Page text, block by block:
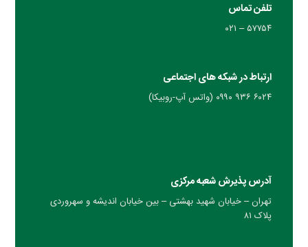
تلفن تماس
۵۷۷۵۴ – ۰۲۱
ارتباط در شبکه های اجتماعی
۶۰۲۴ ۹۳۶ ۰۹۹۰ (واتس آپ-روبیکا)
آدرس پذیرش شعبه مرکزی
تهران – خیابان شهید بهشتی – بین خیابان اندیشه و سهروردی
پلاک ۸۱